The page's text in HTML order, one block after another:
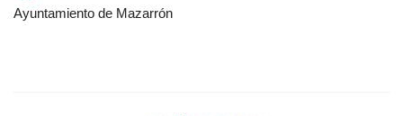
Ayuntamiento de Mazarrón